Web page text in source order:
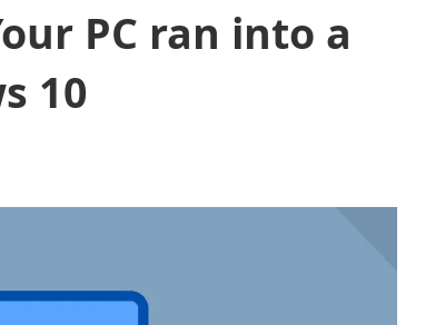
PC ran into a
10